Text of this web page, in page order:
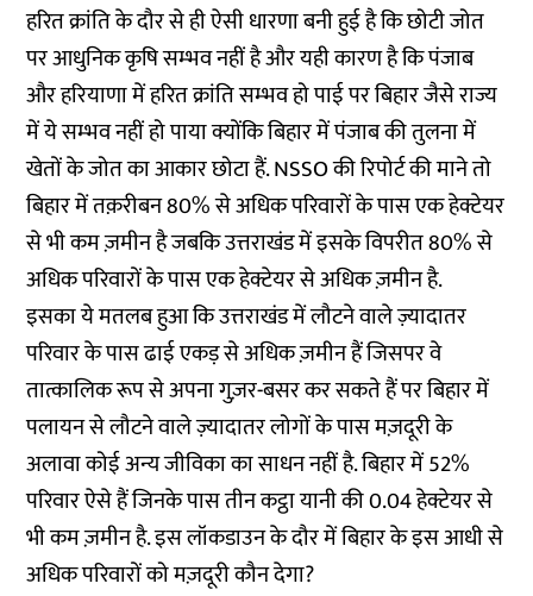
हरित क्रांति के दौर से ही ऐसी धारणा बनी हुई है कि छोटी जोत
पर आधुनिक कृषि सम्भव नहीं है और यही कारण है कि पंजाब
और हरियाणा में हरित क्रांति सम्भव हो पाई पर बिहार जैसे राज्य
में ये सम्भव नहीं हो पाया क्योंकि बिहार में पंजाब की तुलना में
खेतों के जोत का आकार छोटा हैं.NSSO की रिपोर्ट की माने तो
बिहार में तक़रीबन 80% से अधिक परिवारों के पास एक हेक्टेयर
से भी कम ज़मीन है जबकि उत्तराखंड में इसके विपरीत 80% से
अधिक परिवारों के पास एक हेक्टेयर से अधिक ज़मीन है.
इसका ये मतलब हुआ कि उत्तराखंड में लौटने वाले ज़्यादातर
परिवार के पास ढाई एकड़ से अधिक ज़मीन हैं जिसपर वे
तात्कालिक रूप से अपना गुज़र-बसर कर सकते हैं पर बिहार में
पलायन से लौटने वाले ज़्यादातर लोगों के पास मज़दूरी के
अलावा कोई अन्य जीविका का साधन नहीं है. बिहार में 52%
परिवार ऐसे हैं जिनके पास तीन कट्ठा यानी की 0.04 हेक्टेयर से
भी कम ज़मीन है. इस लॉकडाउन के दौर में बिहार के इस आधी से
अधिक परिवारों को मज़दूरी कौन देगा?